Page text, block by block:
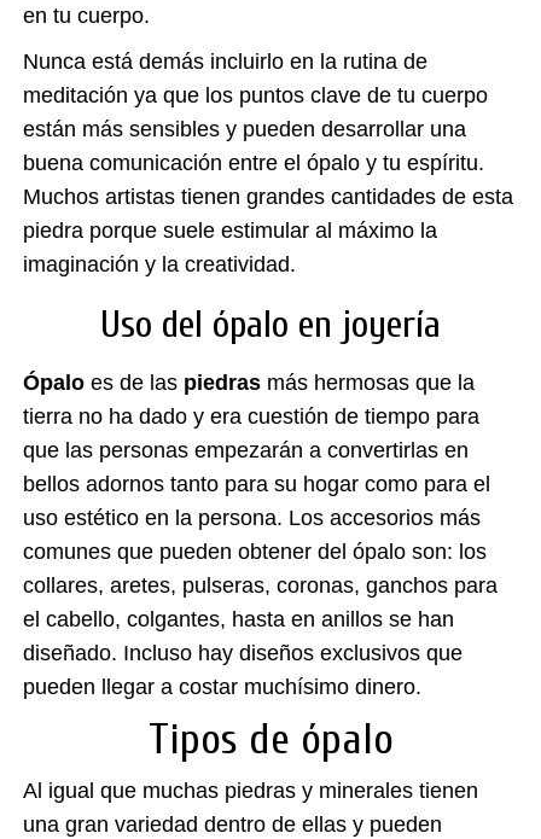
en tu cuerpo.
Nunca está demás incluirlo en la rutina de
meditación ya que los puntos clave de tu cuerpo
están más sensibles y pueden desarrollar una
buena comunicación entre el ópalo y tu espíritu.
Muchos artistas tienen grandes cantidades de esta
piedra porque suele estimular al máximo la
imaginación y la creatividad.
Uso del ópalo en joyería
Ópalo es de las piedras más hermosas que la
tierra no ha dado y era cuestión de tiempo para
que las personas empezarán a convertirlas en
bellos adornos tanto para su hogar como para el
uso estético en la persona. Los accesorios más
comunes que pueden obtener del ópalo son: los
collares, aretes, pulseras, coronas, ganchos para
el cabello, colgantes, hasta en anillos se han
diseñado. Incluso hay diseños exclusivos que
pueden llegar a costar muchísimo dinero.
Tipos de ópalo
Al igual que muchas piedras y minerales tienen
una gran variedad dentro de ellas y pueden